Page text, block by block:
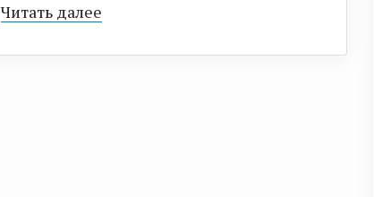
Читать далее